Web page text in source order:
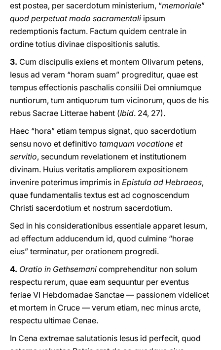
est postea, per sacerdotum ministerium, “memoriale”
quod perpetuat modo sacramentali ipsum
redemptionis factum. Factum quidem centrale in
ordine totius divinae dispositionis salutis.
3. Cum discipulis exiens et montem Olivarum petens,
Iesus ad veram “horam suam” progreditur, quae est
tempus effectionis paschalis consilii Dei omniumque
nuntiorum, tum antiquorum tum vicinorum, quos de his
rebus Sacrae Litterae habent (Ibid. 24, 27).
Haec “hora” etiam tempus signat, quo sacerdotium
sensu novo et definitivo tamquam vocatione et
servitio, secundum revelationem et institutionem
divinam. Huius veritatis ampliorem expositionem
invenire poterimus imprimis in Epistula ad Hebraeos,
quae fundamentalis textus est ad cognoscendum
Christi sacerdotium et nostrum sacerdotium.
Sed in his considerationibus essentiale apparet Iesum,
ad effectum adducendum id, quod culmine “horae
eius” terminatur, per orationem progredi.
4. Oratio in Gethsemani comprehenditur non solum
respectu rerum, quae eam sequuntur per eventus
feriae VI Hebdomadae Sanctae — passionem videlicet
et mortem in Cruce — verum etiam, nec minus arcte,
respectu ultimae Cenae.
In Cena extremae salutationis Iesus id perfecit, quod